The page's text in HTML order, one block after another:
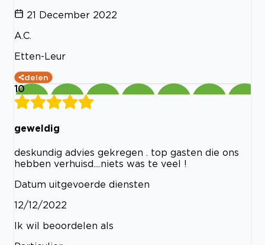
21 December 2022
A.C.
Etten-Leur
delen
10
geweldig
deskundig advies gekregen . top gasten die ons
hebben verhuisd....niets was te veel !
Datum uitgevoerde diensten
12/12/2022
Ik wil beoordelen als